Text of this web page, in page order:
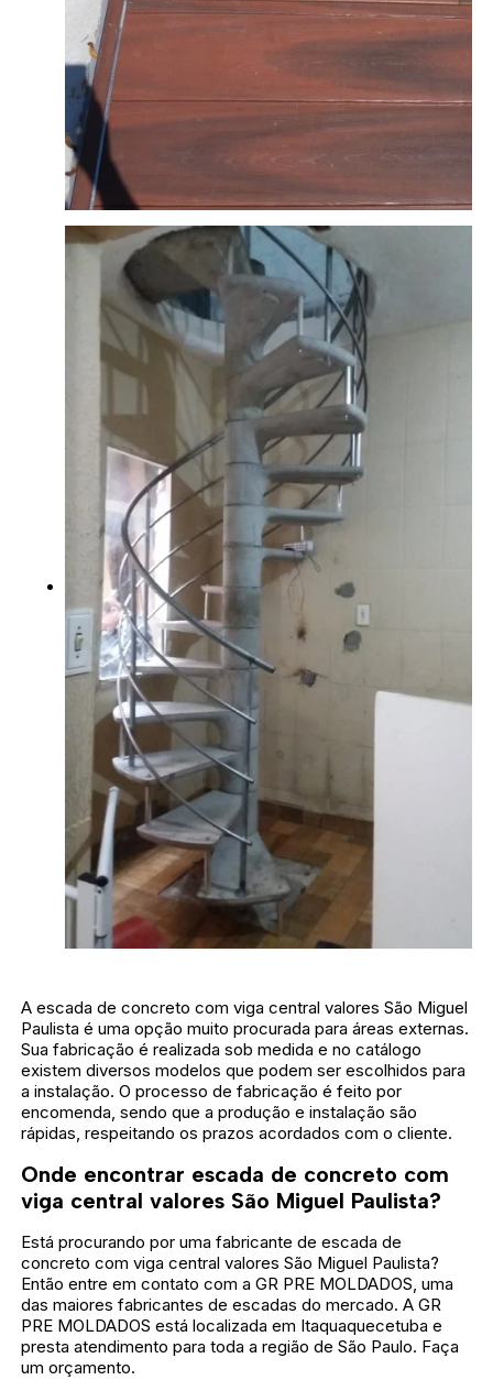
A escada de concreto com viga central valores São Miguel
Paulista é uma opção muito procurada para áreas externas.
Sua fabricação é realizada sob medida e no catálogo
existem diversos modelos que podem ser escolhidos para
a instalação. O processo de fabricação é feito por
encomenda, sendo que a produção e instalação são
rápidas, respeitando os prazos acordados com o cliente.
Onde encontrar escada de concreto com
viga central valores São Miguel Paulista?
Está procurando por uma fabricante de escada de
concreto com viga central valores São Miguel Paulista?
Então entre em contato com a GR PRE MOLDADOS, uma
das maiores fabricantes de escadas do mercado. A GR
PRE MOLDADOS está localizada em Itaquaquecetuba e
presta atendimento para toda a região de São Paulo. Faça
um orçamento.